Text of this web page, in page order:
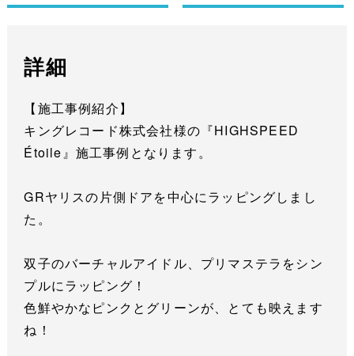
詳細
【施工事例紹介】
キングレコード株式会社様の『HIGHSPEED
Étoile』施工事例となります。
GRヤリスの片側ドアを中心にラッピングしまし
た。
双子のバーチャルアイドル、プリマステラをシン
プルにラッピング！
色鮮やかなピンクとグリーンが、とても映えます
ね！